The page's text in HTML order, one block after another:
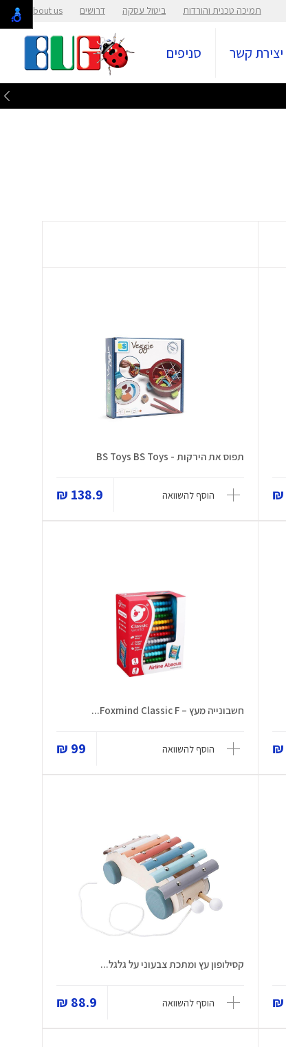
תמיכה טכנית והורדות ביטול עסקה דרושים About us
יצירת קשר סניפים
תפוס את הירקות - BS Toys BS Toys
הוסף להשוואה 138.9 ₪
חשבונייה מעץ – Foxmind Classic F...
הוסף להשוואה 99 ₪
קסילופון עץ ומתכת צבעוני על גלגל...
הוסף להשוואה 88.9 ₪